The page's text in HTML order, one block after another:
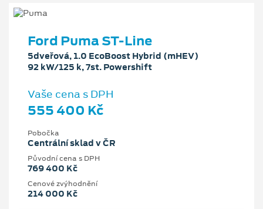
Ford Puma ST-Line
5dveřová, 1.0 EcoBoost Hybrid (mHEV)
92 kW/125 k, 7st. Powershift
Vaše cena s DPH
555 400 Kč
Pobočka
Centrální sklad v ČR
Původní cena s DPH
769 400 Kč
Cenové zvýhodnění
214 000 Kč